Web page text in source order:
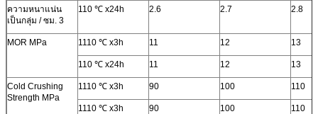
ความหนาแน่น
เป็นกลุ่ม / ซม. 3
110 ℃ x24h 2.6 2.7 2.8
MOR MPa 1110 ℃ x3h 11 12 13
110 ℃ x24h 11 12 13
Cold Crushing
Strength MPa
1110 ℃ x3h 90 100 110
1110 ℃ x3h 90 100 110